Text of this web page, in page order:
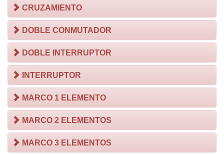
CRUZAMIENTO
DOBLE CONMUTADOR
DOBLE INTERRUPTOR
INTERRUPTOR
MARCO 1 ELEMENTO
MARCO 2 ELEMENTOS
MARCO 3 ELEMENTOS